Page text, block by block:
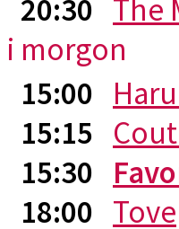
20:30 The
i morgon
15:00
15:15
15:30
18:00 Tove